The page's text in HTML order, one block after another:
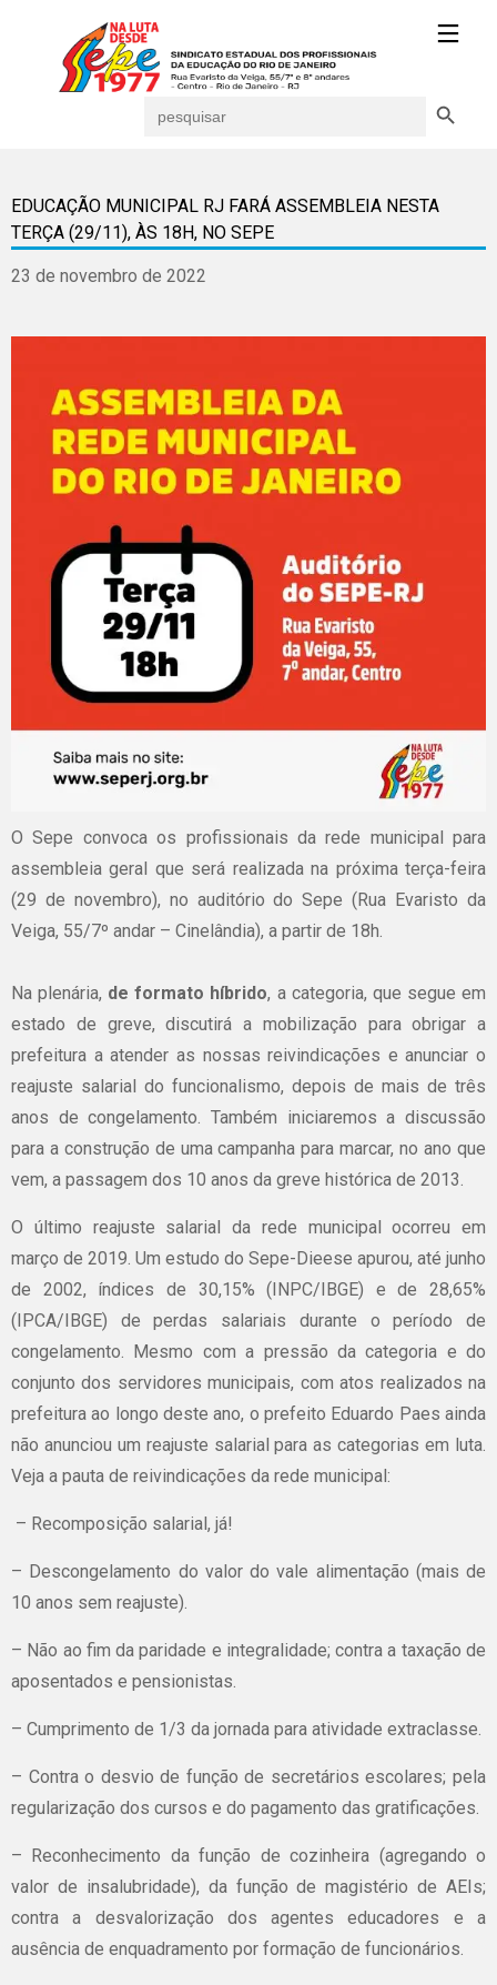
for:
EDUCAÇÃO MUNICIPAL RJ FARÁ ASSEMBLEIA NESTA
TERÇA (29/11), ÀS 18H, NO SEPE
23 de novembro de 2022
O Sepe convoca os profissionais da rede municipal para
assembleia geral que será realizada na próxima terça-feira
(29 de novembro), no auditório do Sepe (Rua Evaristo da
Veiga, 55/7º andar – Cinelândia), a partir de 18h.
Na plenária, de formato híbrido, a categoria, que segue em
estado de greve, discutirá a mobilização para obrigar a
prefeitura a atender as nossas reivindicações e anunciar o
reajuste salarial do funcionalismo, depois de mais de três
anos de congelamento. Também iniciaremos a discussão
para a construção de uma campanha para marcar, no ano que
vem, a passagem dos 10 anos da greve histórica de 2013.
O último reajuste salarial da rede municipal ocorreu em
março de 2019. Um estudo do Sepe-Dieese apurou, até junho
de 2002, índices de 30,15% (INPC/IBGE) e de 28,65%
(IPCA/IBGE) de perdas salariais durante o período de
congelamento. Mesmo com a pressão da categoria e do
conjunto dos servidores municipais, com atos realizados na
prefeitura ao longo deste ano, o prefeito Eduardo Paes ainda
não anunciou um reajuste salarial para as categorias em luta.
Veja a pauta de reivindicações da rede municipal:
– Recomposição salarial, já!
– Descongelamento do valor do vale alimentação (mais de
10 anos sem reajuste).
– Não ao fim da paridade e integralidade; contra a taxação de
aposentados e pensionistas.
– Cumprimento de 1/3 da jornada para atividade extraclasse.
– Contra o desvio de função de secretários escolares; pela
regularização dos cursos e do pagamento das gratificações.
– Reconhecimento da função de cozinheira (agregando o
valor de insalubridade), da função de magistério de AEIs;
contra a desvalorização dos agentes educadores e a
ausência de enquadramento por formação de funcionários.